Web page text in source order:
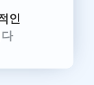
인